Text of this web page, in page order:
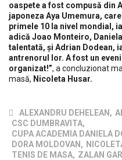
oaspete a fost compusă din
japoneza Aya Umemura,
primele 10 la nivel mondial,
adică Joao Monteiro,
talentată, și Adrian Dodean,
antrenorul lor. A fost un
organizat!”, a concluzionat
masă, Nicoleta Husar.
ALEXANDRU DEHELEAN ,
CSC DUMBRAVITA,
CUPA ACADEMIA DANIELA
DORA MOLDOVAN ,
TENIS DE MASA, ZALAN